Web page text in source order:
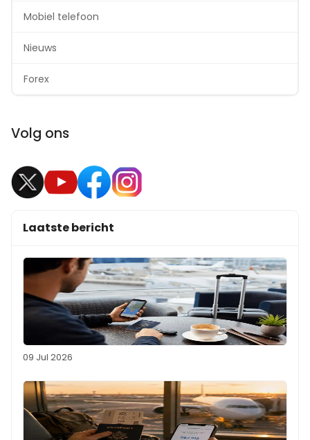
Mobiel telefoon
Nieuws
Forex
Volg ons
Laatste bericht
09 Jul 2026